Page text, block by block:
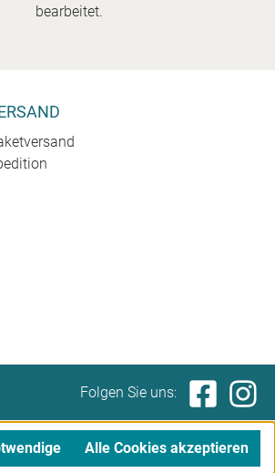
bearbeitet.
Folgen Sie uns:
Alle Cookies akzeptieren